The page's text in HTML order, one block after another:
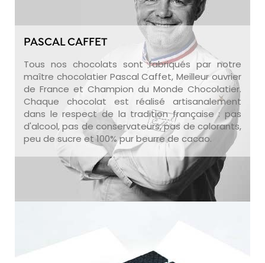
PASCAL CAFFET
Tous nos chocolats sont fabriqués par notre
maître chocolatier Pascal Caffet, Meilleur ouvrier
de France et Champion du Monde Chocolatier.
Chaque chocolat est réalisé artisanalement
dans le respect de la tradition française : pas
d'alcool, pas de conservateurs, pas de colorants,
peu de sucre et 100% pur beurre de cacao.